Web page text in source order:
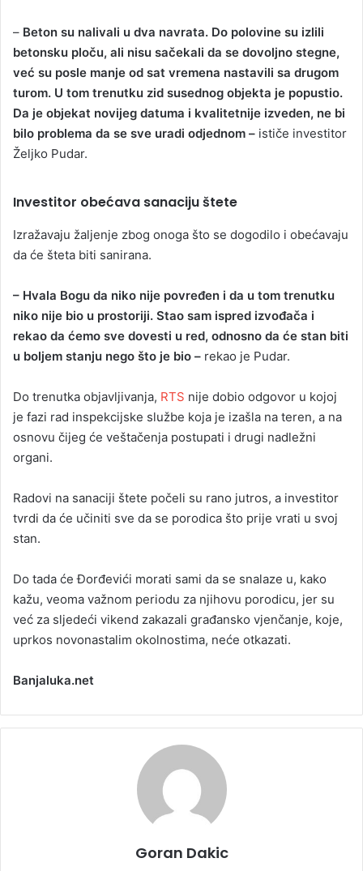
– Beton su nalivali u dva navrata. Do polovine su izlili
betonsku ploču, ali nisu sačekali da se dovoljno stegne,
već su posle manje od sat vremena nastavili sa drugom
turom. U tom trenutku zid susednog objekta je popustio.
Da je objekat novijeg datuma i kvalitetnije izveden, ne bi
bilo problema da se sve uradi od‌jednom – ističe investitor
Željko Pudar.
Investitor obećava sanaciju štete
Izražavaju žaljenje zbog onoga što se dogodilo i obećavaju
da će šteta biti sanirana.
– Hvala Bogu da niko nije povređen i da u tom trenutku
niko nije bio u prostoriji. Stao sam ispred izvođača i
rekao da ćemo sve dovesti u red, odnosno da će stan biti
u boljem stanju nego što je bio – rekao je Pudar.
Do trenutka objavljivanja, RTS nije dobio odgovor u kojoj
je fazi rad inspekcijske službe koja je izašla na teren, a na
osnovu čijeg će veštačenja postupati i drugi nadležni
organi.
Radovi na sanaciji štete počeli su rano jutros, a investitor
tvrdi da će učiniti sve da se porodica što prije vrati u svoj
stan.
Do tada će Đorđevići morati sami da se snalaze u, kako
kažu, veoma važnom periodu za njihovu porodicu, jer su
već za sljedeći vikend zakazali građansko vjenčanje, koje,
uprkos novonastalim okolnostima, neće otkazati.
Banjaluka.net
Goran Dakic